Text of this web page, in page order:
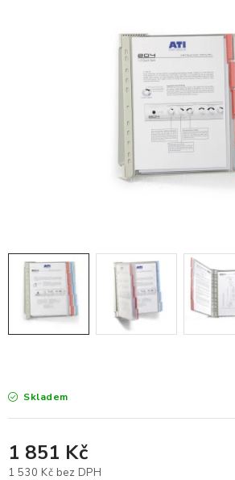
PŘÍSLUŠENSTVÍ KE STOLŮM
KANCELÁŘSKÉ KONTEJNERY
KANCELÁŘSKÉ ŽIDLE A KŘESLA
OBLÍBENÉ KATEGORIE
ZDRAVOTNICKÉ POMŮCKY
PODSTAVCE POD MONITOR
DRŽÁKY NA TABLET - MOBIL
Skladem
1 851 Kč
1 530 Kč bez DPH